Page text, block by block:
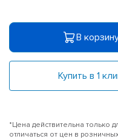
В
Купить в 1
*Цена действительна только
отличаться от цен в